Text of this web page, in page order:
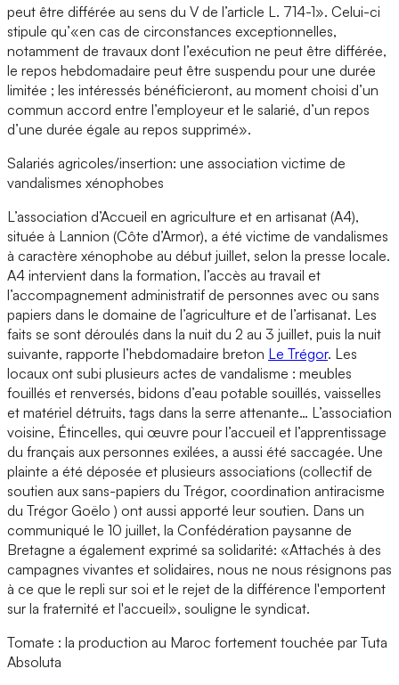
peut être différée au sens du V de l’article L. 714-1». Celui-ci
stipule qu’«en cas de circonstances exceptionnelles,
notamment de travaux dont l’exécution ne peut être différée,
le repos hebdomadaire peut être suspendu pour une durée
limitée ; les intéressés bénéficieront, au moment choisi d’un
commun accord entre l’employeur et le salarié, d’un repos
d’une durée égale au repos supprimé».
Salariés agricoles/insertion: une association victime de
vandalismes xénophobes
L’association d’Accueil en agriculture et en artisanat (A4),
située à Lannion (Côte d’Armor), a été victime de vandalismes
à caractère xénophobe au début juillet, selon la presse locale.
A4 intervient dans la formation, l’accès au travail et
l’accompagnement administratif de personnes avec ou sans
papiers dans le domaine de l’agriculture et de l’artisanat. Les
faits se sont déroulés dans la nuit du 2 au 3 juillet, puis la nuit
suivante, rapporte l’hebdomadaire breton Le Trégor. Les
locaux ont subi plusieurs actes de vandalisme : meubles
fouillés et renversés, bidons d’eau potable souillés, vaisselles
et matériel détruits, tags dans la serre attenante… L’association
voisine, Étincelles, qui œuvre pour l’accueil et l’apprentissage
du français aux personnes exilées, a aussi été saccagée. Une
plainte a été déposée et plusieurs associations (collectif de
soutien aux sans-papiers du Trégor, coordination antiracisme
du Trégor Goëlo ) ont aussi apporté leur soutien. Dans un
communiqué le 10 juillet, la Confédération paysanne de
Bretagne a également exprimé sa solidarité: «Attachés à des
campagnes vivantes et solidaires, nous ne nous résignons pas
à ce que le repli sur soi et le rejet de la différence l'emportent
sur la fraternité et l'accueil», souligne le syndicat.
Tomate : la production au Maroc fortement touchée par Tuta
Absoluta